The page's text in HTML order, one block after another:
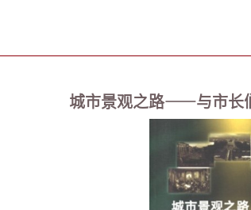
城市景观之路——与市长